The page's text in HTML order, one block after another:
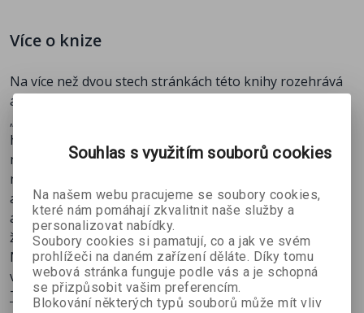
Více o knize
Na více než dvou stech stránkách této knihy rozehrává
autor příběhy lidí, jejichž osudy se táhne červená nit
„života“ knížete Draculy. Podobnost povahových rysů
hrdinů románu napříč generacemi, křehkost jejich těla
nezdolná životní síla tvoří kontrast k bledé krvelačnosti
neživého vládce Valašska. Z vyprávění hrdinů příběhu,
ale i z deníkových zápisků, ze záznamů dobových kronik
a z výpovědí svědků je tak postupně skládána mozaika
života a smrti nejslavnějšího upíra všech dob.
Nesmrtelnost odkazu krve předků proti nesmrtelnosti
věků krvelačné duše.
Tato kniha je prostřednictvím serveru Palmknihy.cz k
Souhlas s využitím souborů cookies
Na našem webu pracujeme se soubory cookies,
které nám pomáhají zkvalitnit naše služby a
personalizovat nabídky.
Soubory cookies si pamatují, co a jak ve svém
prohlížeči na daném zařízení děláte. Díky tomu
webová stránka funguje podle vás a je schopná
se přizpůsobit vašim preferencím.
Blokování některých typů souborů může mít vliv